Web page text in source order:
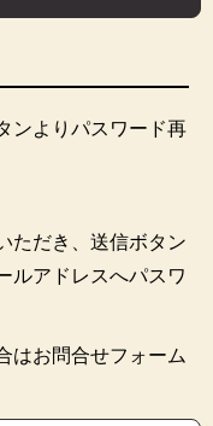
ンよりパスワード再
ただき、送信ボタン
ルアドレスへパスワ
はお問合せフォーム